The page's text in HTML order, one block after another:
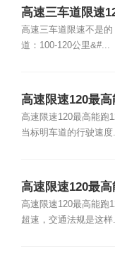
高速三车道限速
高速三车道限速不是
道：100-120公里&#...
高速限速120最
高速限速120最高能跑
当标明车道的行驶速度
高速限速120最
高速限速120最高能跑
超速，交通法规是这样